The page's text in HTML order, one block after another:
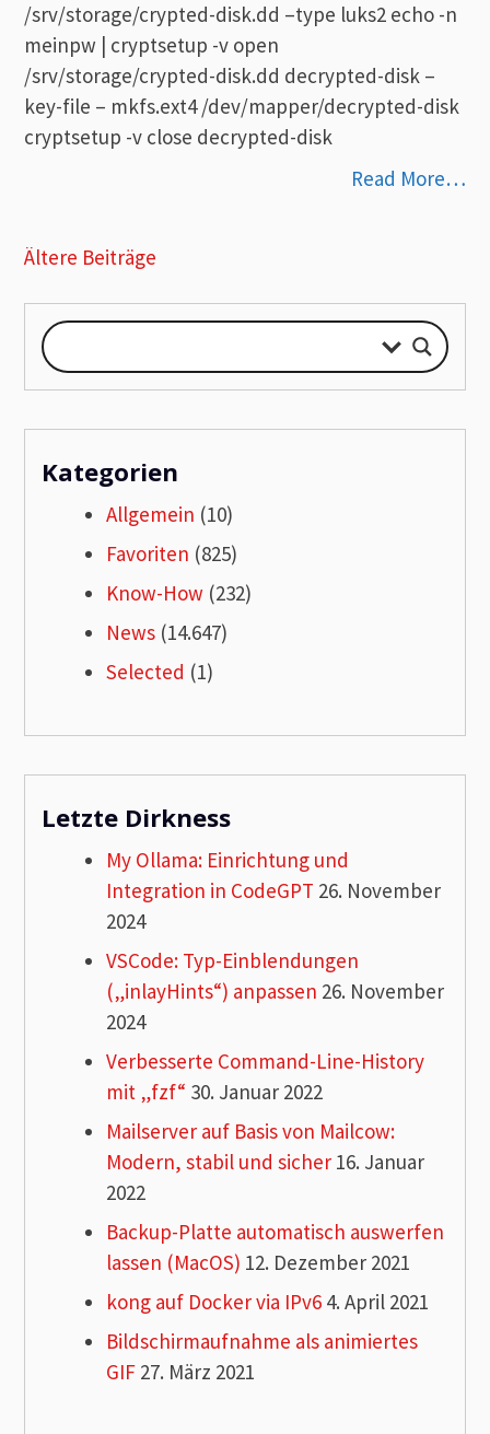
/srv/storage/crypted-disk.dd –type luks2 echo -n
meinpw | cryptsetup -v open
/srv/storage/crypted-disk.dd decrypted-disk –
key-file – mkfs.ext4 /dev/mapper/decrypted-disk
cryptsetup -v close decrypted-disk
Read More…
Beitragsnavigation
Ältere Beiträge
Kategorien
Allgemein (10)
Favoriten (825)
Know-How (232)
News (14.647)
Selected (1)
Letzte Dirkness
My Ollama: Einrichtung und
Integration in CodeGPT 26. November
2024
VSCode: Typ-Einblendungen
(„inlayHints“) anpassen 26. November
2024
Verbesserte Command-Line-History
mit „fzf“ 30. Januar 2022
Mailserver auf Basis von Mailcow:
Modern, stabil und sicher 16. Januar
2022
Backup-Platte automatisch auswerfen
lassen (MacOS) 12. Dezember 2021
kong auf Docker via IPv6 4. April 2021
Bildschirmaufnahme als animiertes
GIF 27. März 2021